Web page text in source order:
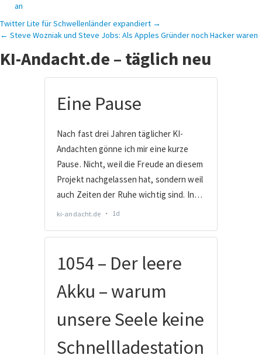
an
Beitragsnavigation
Twitter Lite für Schwellenländer expandiert →
← Steve Wozniak und Steve Jobs: Als Apples Gründer noch Hacker waren
KI-Andacht.de – täglich neu